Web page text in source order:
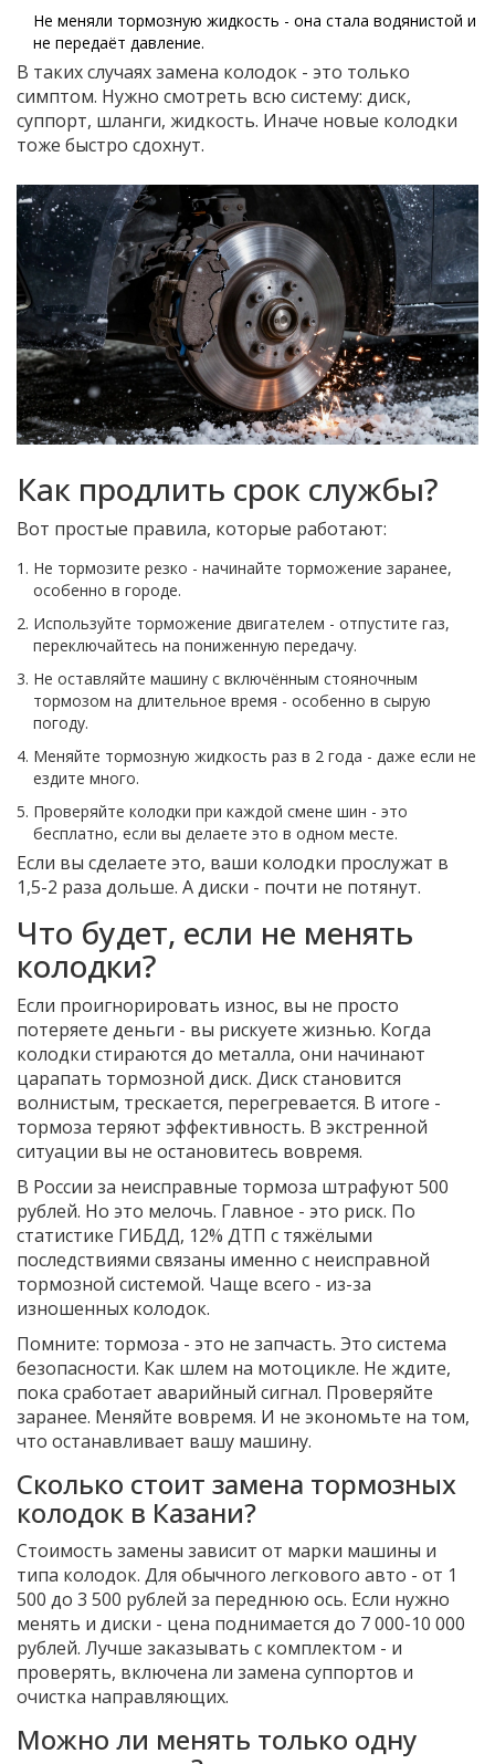
Не меняли тормозную жидкость - она стала водянистой и
не передаёт давление.
В таких случаях замена колодок - это только
симптом. Нужно смотреть всю систему: диск,
суппорт, шланги, жидкость. Иначе новые колодки
тоже быстро сдохнут.
Как продлить срок службы?
Вот простые правила, которые работают:
Не тормозите резко - начинайте торможение заранее,
особенно в городе.
Используйте торможение двигателем - отпустите газ,
переключайтесь на пониженную передачу.
Не оставляйте машину с включённым стояночным
тормозом на длительное время - особенно в сырую
погоду.
Меняйте тормозную жидкость раз в 2 года - даже если не
ездите много.
Проверяйте колодки при каждой смене шин - это
бесплатно, если вы делаете это в одном месте.
Если вы сделаете это, ваши колодки прослужат в
1,5-2 раза дольше. А диски - почти не потянут.
Что будет, если не менять
колодки?
Если проигнорировать износ, вы не просто
потеряете деньги - вы рискуете жизнью. Когда
колодки стираются до металла, они начинают
царапать тормозной диск. Диск становится
волнистым, трескается, перегревается. В итоге -
тормоза теряют эффективность. В экстренной
ситуации вы не остановитесь вовремя.
В России за неисправные тормоза штрафуют 500
рублей. Но это мелочь. Главное - это риск. По
статистике ГИБДД, 12% ДТП с тяжёлыми
последствиями связаны именно с неисправной
тормозной системой. Чаще всего - из-за
изношенных колодок.
Помните: тормоза - это не запчасть. Это система
безопасности. Как шлем на мотоцикле. Не ждите,
пока сработает аварийный сигнал. Проверяйте
заранее. Меняйте вовремя. И не экономьте на том,
что останавливает вашу машину.
Сколько стоит замена тормозных
колодок в Казани?
Стоимость замены зависит от марки машины и
типа колодок. Для обычного легкового авто - от 1
500 до 3 500 рублей за переднюю ось. Если нужно
менять и диски - цена поднимается до 7 000-10 000
рублей. Лучше заказывать с комплектом - и
проверять, включена ли замена суппортов и
очистка направляющих.
Можно ли менять только одну